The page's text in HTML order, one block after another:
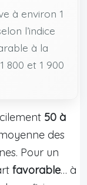
à environ 1
l’indice
à la
800 et 1 900
50 à
des
Pour un
favorable… à